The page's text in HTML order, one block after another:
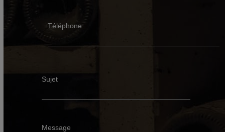
Téléphone
Sujet
Message